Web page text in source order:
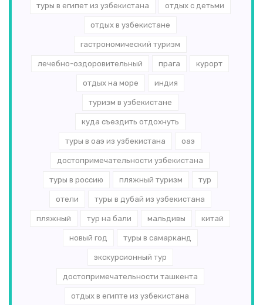
туры в египет из узбекистана отдых с детьми
отдых в узбекистане
гастрономический туризм
лечебно-оздоровительный прага курорт
отдых на море индия
туризм в узбекистане
куда съездить отдохнуть
туры в оаэ из узбекистана оаэ
достопримечательности узбекистана
туры в россию пляжный туризм тур
отели туры в дубай из узбекистана
пляжный тур на бали мальдивы китай
новый год туры в самарканд
экскурсионный тур
достопримечательности ташкента
отдых в египте из узбекистана